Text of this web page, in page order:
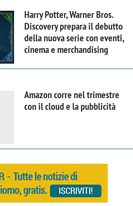
Harry Potter, Warner Bros.
Discovery prepara il debutto
della nuova serie con eventi,
cinema e merchandising
Amazon corre nel trimestre
con il cloud e la pubblicità